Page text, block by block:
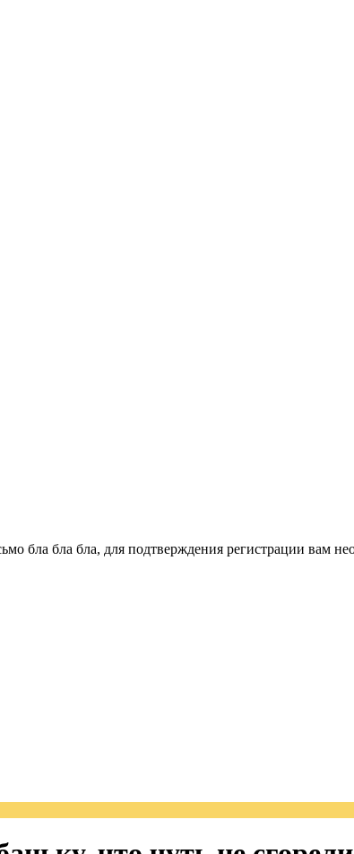
бла бла бла, для подтверждения регистрации вам